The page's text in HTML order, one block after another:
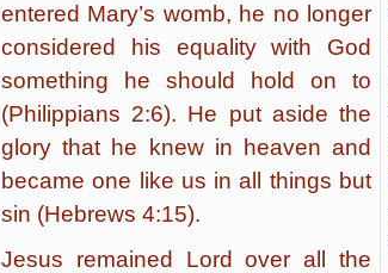
entered Mary’s womb, he no longer
considered his equality with God
something he should hold on to
(Philippians 2:6). He put aside the
glory that he knew in heaven and
became one like us in all things but
sin (Hebrews 4:15).
Jesus remained Lord over all the